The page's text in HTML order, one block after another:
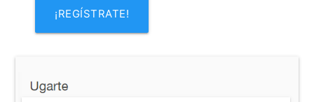
¡REGÍSTRATE!